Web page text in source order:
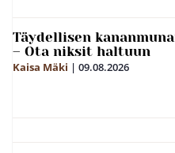
Täydellisen
– Ota niksit haltuun
Kaisa Mäki | 09.08.2026